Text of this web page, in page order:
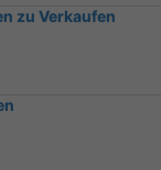
zu Verkaufen